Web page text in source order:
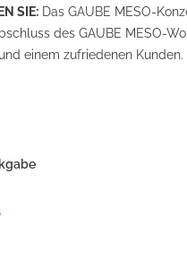
SIE:Das GAUBE MESO-
des GAUBE MESO-
einem zufriedenen